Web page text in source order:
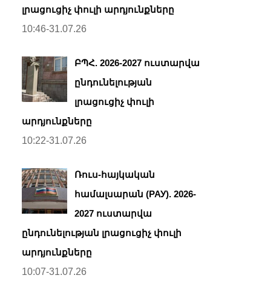
լրացուցիչ փուլի արդյունքները
10:46-31.07.26
ԲՊՀ. 2026-2027 ուստարվա
ընդունելության
լրացուցիչ փուլի
արդյունքները
10:22-31.07.26
Ռուս-հայկական
համալսարան (РАУ). 2026-
2027 ուստարվա
ընդունելության լրացուցիչ փուլի
արդյունքները
10:07-31.07.26